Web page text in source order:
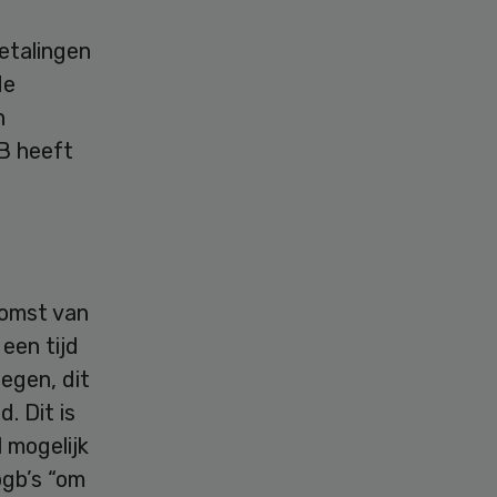
heeft
van
tijd
dit
Dit is
mogelijk
“om